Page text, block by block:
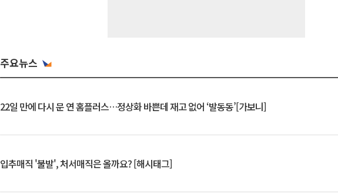
주요뉴스
22일 만에 다시 문 연 홈플러스…정상화 바쁜데 재고 없어 ‘발동동’[가보니]
입추매직 '불발', 처서매직은 올까요? [해시태그]